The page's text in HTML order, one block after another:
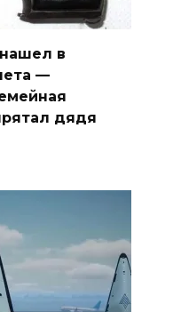
в
—
дядя